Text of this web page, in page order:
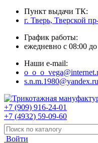
Пункт выдачи ТК:
г. Тверь, Тверской
График работы:
ежедневно с 08:00
Наши e-mail:
s.n.m.1980@yandex.ru
+7 (909) 916-24-01
+7 (4932) 59-09-60
Войти